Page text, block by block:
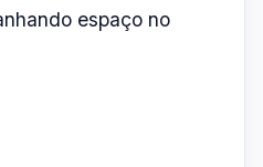
espaço no